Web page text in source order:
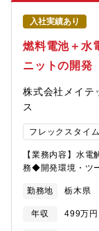
入社実績あり
燃料電池＋水
ニットの開発
株式会社メイテ
ス
フレックスタイ
【業務内容】水
務◆開発環境・ツ
勤務地 栃木県
年収 499万